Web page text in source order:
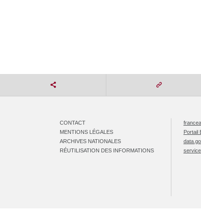
CONTACT
MENTIONS LÉGALES
ARCHIVES NATIONALES
RÉUTILISATION DES INFORMATIONS
Portail